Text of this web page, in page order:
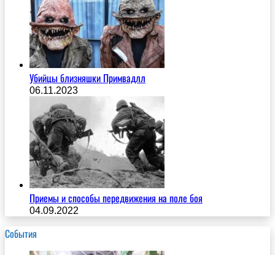
Убийцы близняшки Примвадлл
06.11.2023
Приемы и способы передвижения на поле боя
04.09.2022
События